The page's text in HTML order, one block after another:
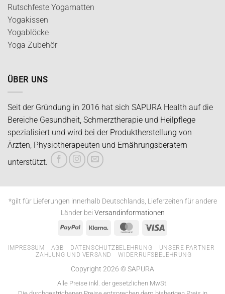
Rutschfeste Yogamatten
Yogakissen
Yogablöcke
Yoga Zubehör
ÜBER UNS
Seit der Gründung in 2016 hat sich SAPURA Health auf die
Bereiche Gesundheit, Schmerztherapie und Heilpflege
spezialisiert und wird bei der Produktherstellung von
Ärzten, Physiotherapeuten und Ernährungsberatern
unterstützt.
*gilt für Lieferungen innerhalb Deutschlands, Lieferzeiten für andere
Länder bei Versandinformationen
PayPal
Klarna MasterCardVisa
IMPRESSUM AGB DATENSCHUTZBELEHRUNG
UNSERE PARTNER
ZAHLUNG UND VERSAND
WIDERRUFSBELEHRUNG
Copyright 2026 © SAPURA
Alle Preise inkl. der gesetzlichen MwSt.